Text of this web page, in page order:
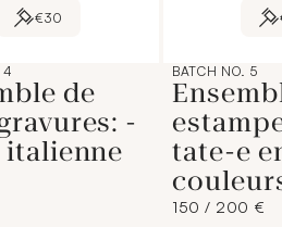
€30
4
de
-
italienne
BATCH NO. 5
tate-e
150 / 200 €